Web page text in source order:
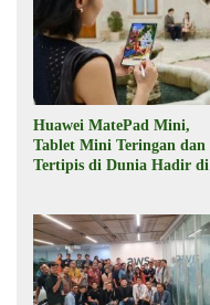
Huawei MatePad Mini,
Tablet Mini Teringan dan
Tertipis di Dunia Hadir di